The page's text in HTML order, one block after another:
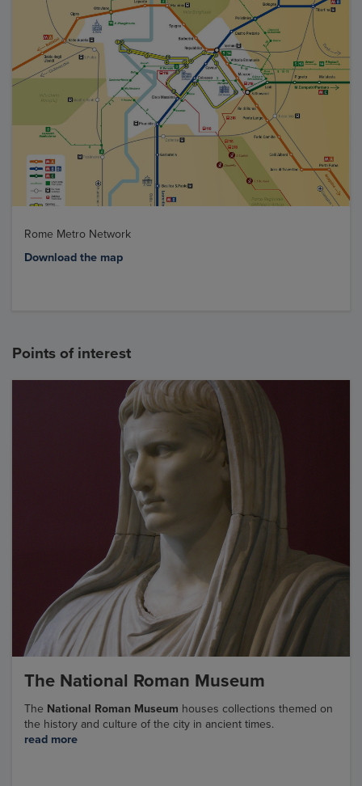
Rome Metro Network
Download the map
Points of interest
The National Roman Museum
The National Roman Museum houses collections themed on
the history and culture of the city in ancient times.
read more